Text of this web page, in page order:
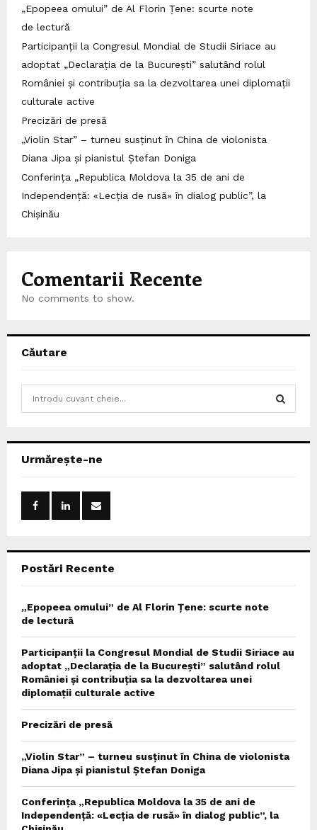
„Epopeea omului” de Al Florin Țene: scurte note
de lectură
Participanții la Congresul Mondial de Studii Siriace au
adoptat „Declarația de la București” salutând rolul
României și contribuția sa la dezvoltarea unei diplomații
culturale active
Precizări de presă
„Violin Star” – turneu susținut în China de violonista
Diana Jipa și pianistul Ștefan Doniga
Conferința „Republica Moldova la 35 de ani de
Independență: «Lecția de rusă» în dialog public”, la
Chișinău
Comentarii Recente
No comments to show.
Căutare
h
o
Urmărește-ne
Postări Recente
„Epopeea omului” de Al Florin Țene: scurte note
de lectură
Participanții la Congresul Mondial de Studii Siriace au
adoptat „Declarația de la București” salutând rolul
României și contribuția sa la dezvoltarea unei
diplomații culturale active
Precizări de presă
„Violin Star” – turneu susținut în China de violonista
Diana Jipa și pianistul Ștefan Doniga
Conferința „Republica Moldova la 35 de ani de
Independență: «Lecția de rusă» în dialog public”, la